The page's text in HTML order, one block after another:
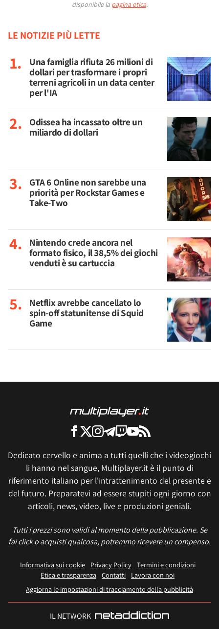
disponibile la pagina etica.
LE NOTIZIE PIÙ LETTE
Una famiglia rifiuta 26 milioni di
dollari per trasformare i propri
terreni agricoli in un data center
per l'IA
Odissea ha incassato oltre un
miliardo di dollari
GTA 6 Online non sarebbe una
priorità per Rockstar Games e
Take-Two
Nintendo crede ancora nel
formato fisico, il 38,5% dei giochi
venduti è su cartuccia
Netflix avrebbe cancellato lo
spin-off statunitense di Squid
Game
Dedicato cervello e anima a tutti quelli che i videogiochi
li hanno nel sangue, Multiplayer.it è il punto di
riferimento italiano per l'intrattenimento del presente e
del futuro. Preparatevi ad essere stupiti ogni giorno con
articoli, news, video, live e produzioni geniali.
Tutti i prezzi sono validi al momento della pubblicazione. Se
fai click o acquisti qualcosa, potremmo ricevere un compenso.
Informativa sui cookie Privacy Policy
Termini e condizioni
Etica e trasparenza Contatti
Lavora con noi
Aggiorna le impostazioni di tracciamento della pubblicità
IL NETWORK